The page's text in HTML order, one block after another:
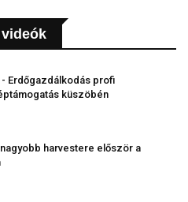
Erdőgazdálkodás profi
küszöbén
harvestere először a